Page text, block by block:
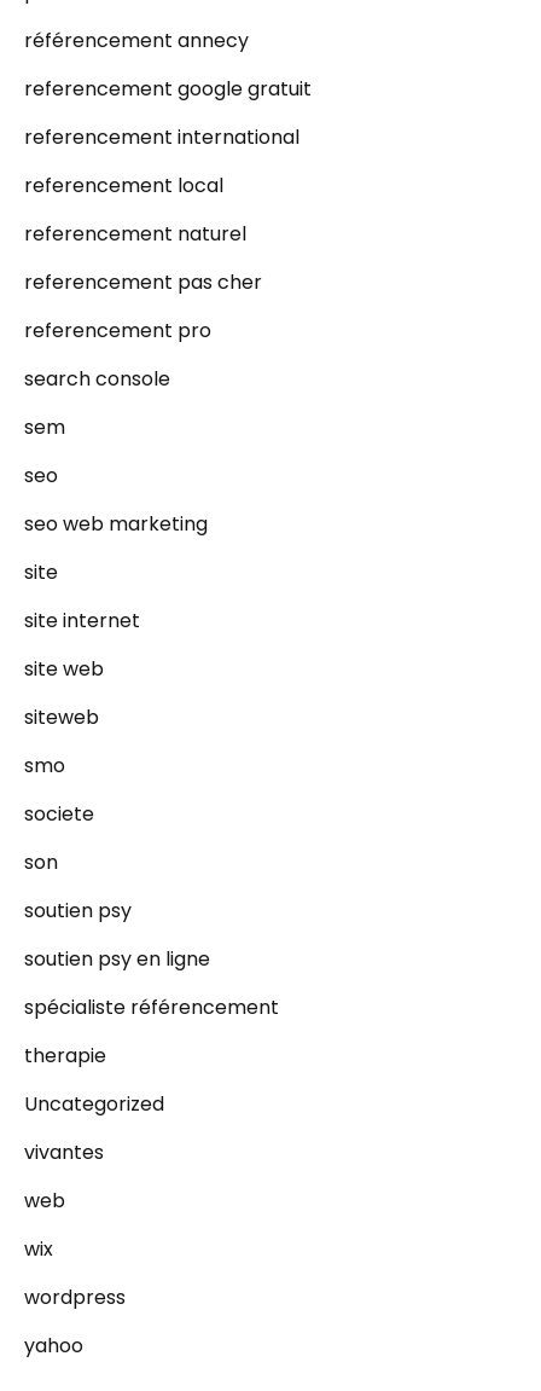
référencement annecy
referencement google gratuit
referencement international
referencement local
referencement naturel
referencement pas cher
referencement pro
search console
sem
seo
seo web marketing
site
site internet
site web
siteweb
smo
societe
son
soutien psy
soutien psy en ligne
spécialiste référencement
therapie
Uncategorized
vivantes
web
wix
wordpress
yahoo